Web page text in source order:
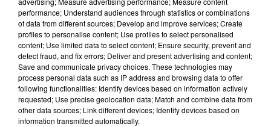
7 août 2026
Madonna sort enfin le remix de « Love
Sensation » avec Kylie Minogue
7 août 2026
Tayc et Didi B dévoilent le single le plus
dansant de l’année
performance; Understand audiences through statistics or combinations
of data from different sources; Develop and improve services; Create
profiles to personalise content; Use profiles to select personalised
content; Use limited data to select content; Ensure security, prevent and
detect fraud, and fix errors; Deliver and present advertising and content;
Save and communicate privacy choices. These technologies may
process personal data such as IP address and browsing data to offer
following functionalities: Identify devices based on information actively
requested; Use precise geolocation data; Match and combine data from
other data sources; Link different devices; Identify devices based on
information transmitted automatically.